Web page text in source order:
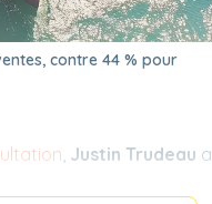
contre 44 % pour
, Justin Trudeau a